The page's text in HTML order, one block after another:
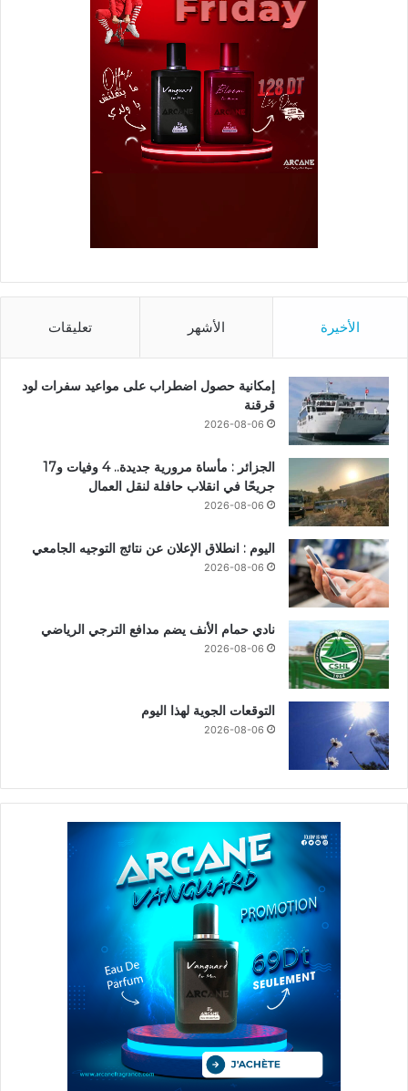
الأخيرة الأشهر تعليقات
إمكانية حصول اضطراب على مواعيد سفرات لود
قرقنة
2026-08-06
الجزائر : مأساة مرورية جديدة.. 4 وفيات و17
جريحًا في انقلاب حافلة لنقل العمال
2026-08-06
اليوم : انطلاق الإعلان عن نتائج التوجيه الجامعي
2026-08-06
نادي حمام الأنف يضم مدافع الترجي الرياضي
2026-08-06
التوقعات الجوية لهذا اليوم
2026-08-06